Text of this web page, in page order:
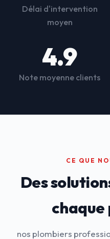
Délai d'intervention
moyen
4.9
Note moyenne clients
CE QUE
Des
nos plombiers